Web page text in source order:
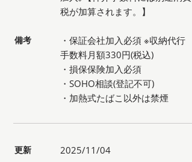
備考
税が加算されます。】
・保証会社加入必須 ※収納代行
手数料月額330円(税込)
・損保保険加入必須
・SOHO相談(登記不可)
・加熱式たばこ以外は禁煙
更新 2025/11/04